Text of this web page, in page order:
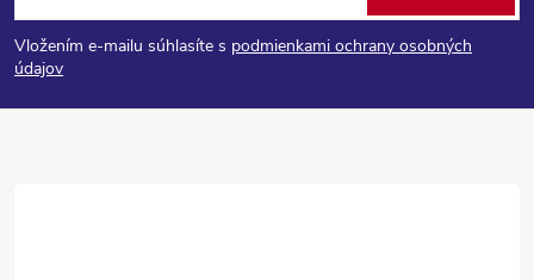
á
p
Vložením e-mailu súhlasíte s podmienkami ochrany osobných
údajov